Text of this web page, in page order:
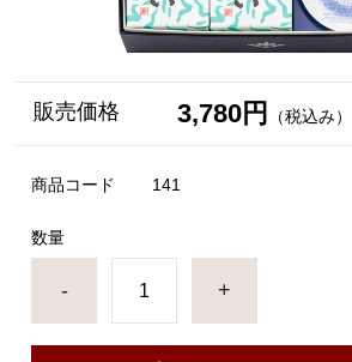
販売価格 3,780円 （税込み）
商品コード 141
数量
- +